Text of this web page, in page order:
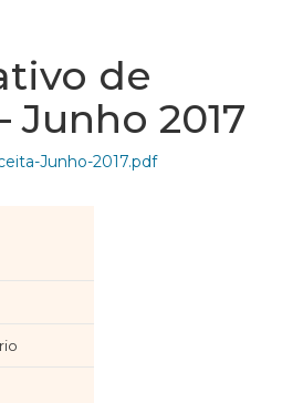
de
Junho 2017
Junho-2017.pdf